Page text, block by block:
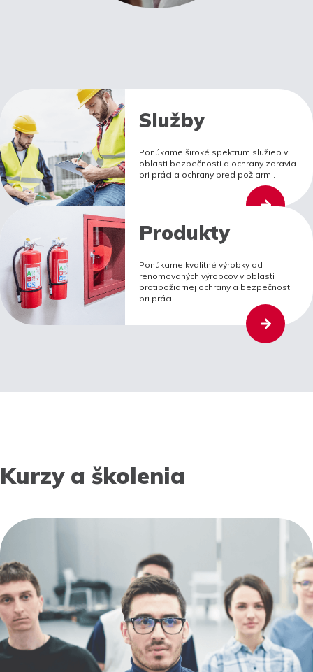
Služby
Ponúkame široké spektrum služieb v
oblasti bezpečnosti a ochrany zdravia
pri práci a ochrany pred požiarmi.
Produkty
Ponúkame kvalitné výrobky od
renomovaných výrobcov v oblasti
protipožiarnej ochrany a bezpečnosti
pri práci.
Kurzy a školenia